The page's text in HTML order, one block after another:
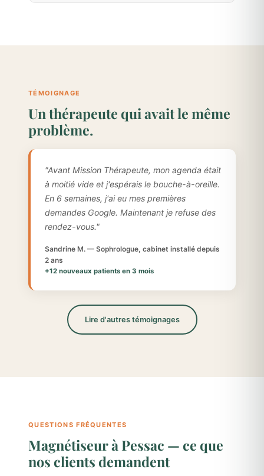
TÉMOIGNAGE
Un thérapeute qui avait le même
problème.
"Avant Mission Thérapeute, mon agenda était
à moitié vide et j'espérais le bouche-à-oreille.
En 6 semaines, j'ai eu mes premières
demandes Google. Maintenant je refuse des
rendez-vous."
Sandrine M. — Sophrologue, cabinet installé depuis
2 ans
+12 nouveaux patients en 3 mois
Lire d'autres témoignages
QUESTIONS FRÉQUENTES
Magnétiseur à Pessac — ce que
nos clients demandent